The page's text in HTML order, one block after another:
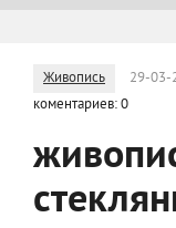
Живопись 29-03-
коментариев: 0